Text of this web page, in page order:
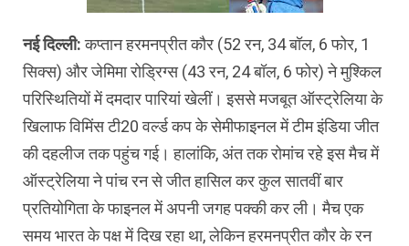
नई दिल्ली:कप्तान हरमनप्रीत कौर (52 रन, 34 बॉल, 6 फोर, 1
सिक्स) और जेमिमा रोड्रिग्स (43 रन, 24 बॉल, 6 फोर) ने मुश्किल
परिस्थितियों में दमदार पारियां खेलीं। इससे मजबूत ऑस्ट्रेलिया के
खिलाफ विमिंस टी20 वर्ल्ड कप के सेमीफाइनल में टीम इंडिया जीत
की दहलीज तक पहुंच गई। हालांकि, अंत तक रोमांच रहे इस मैच में
ऑस्ट्रेलिया ने पांच रन से जीत हासिल कर कुल सातवीं बार
प्रतियोगिता के फाइनल में अपनी जगह पक्की कर ली। मैच एक
समय भारत के पक्ष में दिख रहा था, लेकिन हरमनप्रीत कौर के रन